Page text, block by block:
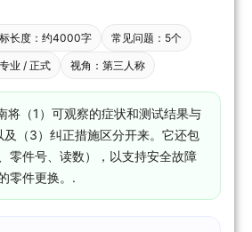
长度：约4000字 常见问题：5个
业 / 正式 视角：第三人称
将（1）可观察的症状和测试结果与
及（3）纠正措施区分开来。它还包
零件号、读数），以支持安全故障
零件更换。.